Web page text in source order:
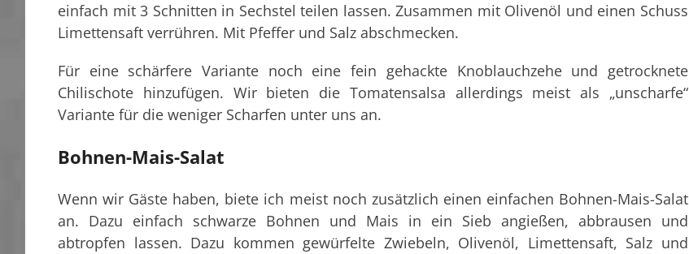
einfach mit 3 Schnitten in Sechstel teilen lassen. Zusammen mit Olivenöl und einen Schuss
Limettensaft verrühren. Mit Pfeffer und Salz abschmecken.
Für eine schärfere Variante noch eine fein gehackte Knoblauchzehe und getrocknete
Chilischote hinzufügen. Wir bieten die Tomatensalsa allerdings meist als „unscharfe“
Variante für die weniger Scharfen unter uns an.
Bohnen-Mais-Salat
Wenn wir Gäste haben, biete ich meist noch zusätzlich einen einfachen Bohnen-Mais-Salat
an. Dazu einfach schwarze Bohnen und Mais in ein Sieb angießen, abbrausen und
abtropfen lassen. Dazu kommen gewürfelte Zwiebeln, Olivenöl, Limettensaft, Salz und